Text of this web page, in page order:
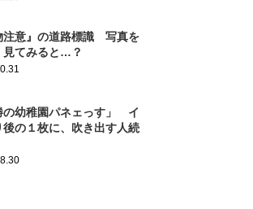
注意』の道路標識 写真を
見てみると…？
の幼稚園パネェっす」 イ
後の１枚に、吹き出す人続